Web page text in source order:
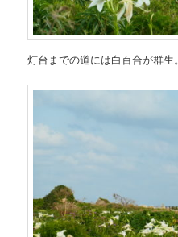
灯台までの道には白百合が群生。